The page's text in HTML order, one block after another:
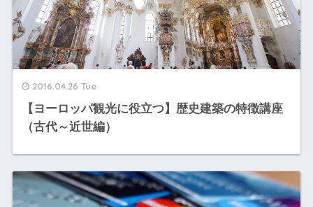
2016.04.26 Tue
【ヨーロッパ観光に役立つ】歴史建築の特徴講座
（古代～近世編）